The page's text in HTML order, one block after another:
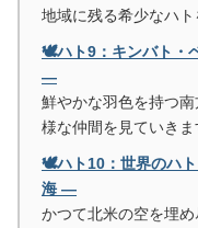
地域に残る希少なハト
🕊️ハト9：キンバト・
―
鮮やかな羽色を持つ
様な仲間を見ていきま
🕊️ハト10：世界のハ
海 ―
かつて北米の空を埋